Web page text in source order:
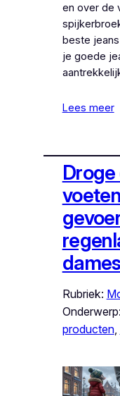
en over de
beste
je goede
Lees meer
dames
Rubriek:
Onderwerp:
producten,